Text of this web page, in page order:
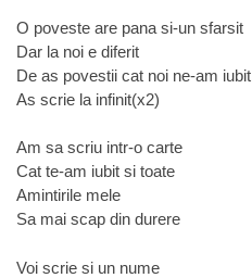
O poveste are pana si-un sfarsit
Dar la noi e diferit
De as povestii cat noi ne-am iubit
As scrie la infinit(x2)
Am sa scriu intr-o carte
Cat te-am iubit si toate
Amintirile mele
Sa mai scap din durere
Voi scrie si un nume